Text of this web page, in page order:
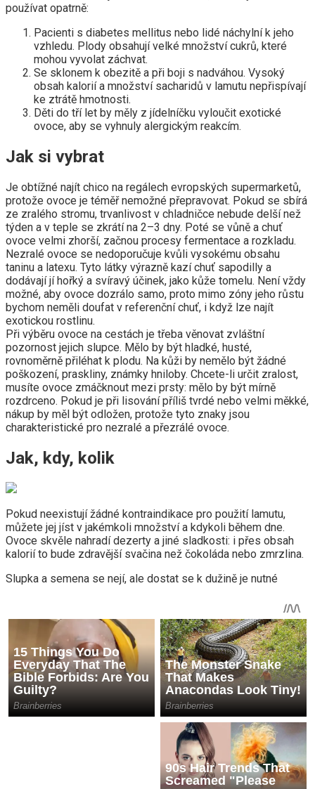
používat opatrně:
Pacienti s diabetes mellitus nebo lidé náchylní k jeho
vzhledu. Plody obsahují velké množství cukrů, které
mohou vyvolat záchvat.
Se sklonem k obezitě a při boji s nadváhou. Vysoký
obsah kalorií a množství sacharidů v lamutu nepřispívají
ke ztrátě hmotnosti.
Děti do tří let by měly z jídelníčku vyloučit exotické
ovoce, aby se vyhnuly alergickým reakcím.
Jak si vybrat
Je obtížné najít chico na regálech evropských supermarketů,
protože ovoce je téměř nemožné přepravovat. Pokud se sbírá
ze zralého stromu, trvanlivost v chladničce nebude delší než
týden a v teple se zkrátí na 2–3 dny. Poté se vůně a chuť
ovoce velmi zhorší, začnou procesy fermentace a rozkladu.
Nezralé ovoce se nedoporučuje kvůli vysokému obsahu
taninu a latexu. Tyto látky výrazně kazí chuť sapodilly a
dodávají jí hořký a svíravý účinek, jako kůže tomelu. Není vždy
možné, aby ovoce dozrálo samo, proto mimo zóny jeho růstu
bychom neměli doufat v referenční chuť, i když lze najít
exotickou rostlinu.
Při výběru ovoce na cestách je třeba věnovat zvláštní
pozornost jejich slupce. Mělo by být hladké, husté,
rovnoměrně přiléhat k plodu. Na kůži by nemělo být žádné
poškození, praskliny, známky hniloby. Chcete-li určit zralost,
musíte ovoce zmáčknout mezi prsty: mělo by být mírně
rozdrceno. Pokud je při lisování příliš tvrdé nebo velmi měkké,
nákup by měl být odložen, protože tyto znaky jsou
charakteristické pro nezralé a přezrálé ovoce.
Jak, kdy, kolik
Pokud neexistují žádné kontraindikace pro použití lamutu,
můžete jej jíst v jakémkoli množství a kdykoli během dne.
Ovoce skvěle nahradí dezerty a jiné sladkosti: i přes obsah
kalorií to bude zdravější svačina než čokoláda nebo zmrzlina.
Slupka a semena se nejí, ale dostat se k dužině je nutné